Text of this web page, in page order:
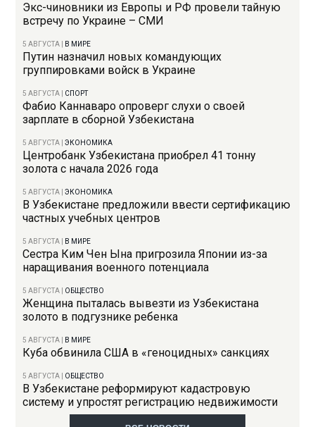
Экс-чиновники из Европы и РФ провели тайную
встречу по Украине – СМИ
5 АВГУСТА В МИРЕ
Путин назначил новых командующих
группировками войск в Украине
5 АВГУСТА СПОРТ
Фабио Каннаваро опроверг слухи о своей
зарплате в сборной Узбекистана
5 АВГУСТА |ЭКОНОМИКА
Центробанк Узбекистана приобрел 41 тонну
золота с начала 2026 года
5 АВГУСТА |ЭКОНОМИКА
В Узбекистане предложили ввести сертификацию
частных учебных центров
5 АВГУСТА В МИРЕ
Сестра Ким Чен Ына пригрозила Японии из-за
наращивания военного потенциала
5 АВГУСТА ОБЩЕСТВО
Женщина пыталась вывезти из Узбекистана
золото в подгузнике ребенка
5 АВГУСТА В МИРЕ
Куба обвинила США в «геноцидных» санкциях
5 АВГУСТА ОБЩЕСТВО
В Узбекистане реформируют кадастровую
систему и упростят регистрацию недвижимости